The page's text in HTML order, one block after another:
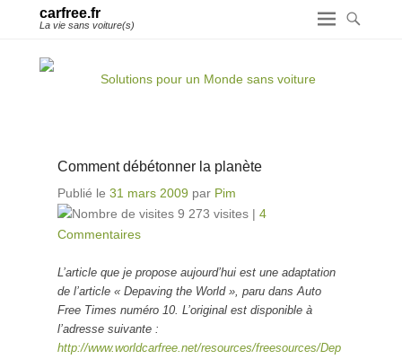
carfree.fr
La vie sans voiture(s)
Comment débétonner la planète
Publié le 31 mars 2009 par Pim
9 273 visites | 4
Commentaires
L’article que je propose aujourd’hui est une adaptation
de l’article « Depaving the World », paru dans Auto
Free Times numéro 10. L’original est disponible à
l’adresse suivante :
http://www.worldcarfree.net/resources/freesources/Dep